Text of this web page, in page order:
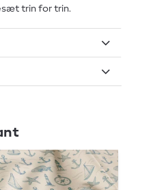
trin for trin.